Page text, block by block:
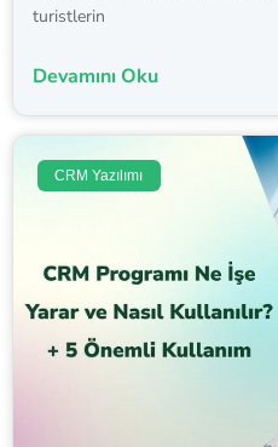
turistlerin
Devamını Oku
CRM Yazılımı